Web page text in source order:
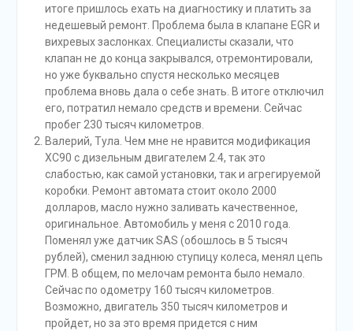
итоге пришлось ехать на диагностику и платить за
недешевый ремонт. Проблема была в клапане EGR и
вихревых заслонках. Специалисты сказали, что
клапан не до конца закрывался, отремонтировали,
но уже буквально спустя несколько месяцев
проблема вновь дала о себе знать. В итоге отключил
его, потратил немало средств и времени. Сейчас
пробег 230 тысяч километров.
Валерий, Тула. Чем мне не нравится модификация
XC90 с дизельным двигателем 2.4, так это
слабостью, как самой установки, так и агрегируемой
коробки. Ремонт автомата стоит около 2000
долларов, масло нужно заливать качественное,
оригинальное. Автомобиль у меня с 2010 года.
Поменял уже датчик SAS (обошлось в 5 тысяч
рублей), сменил заднюю ступицу колеса, менял цепь
ГРМ. В общем, по мелочам ремонта было немало.
Сейчас по одометру 160 тысяч километров.
Возможно, двигатель 350 тысяч километров и
пройдет, но за это время придется с ним